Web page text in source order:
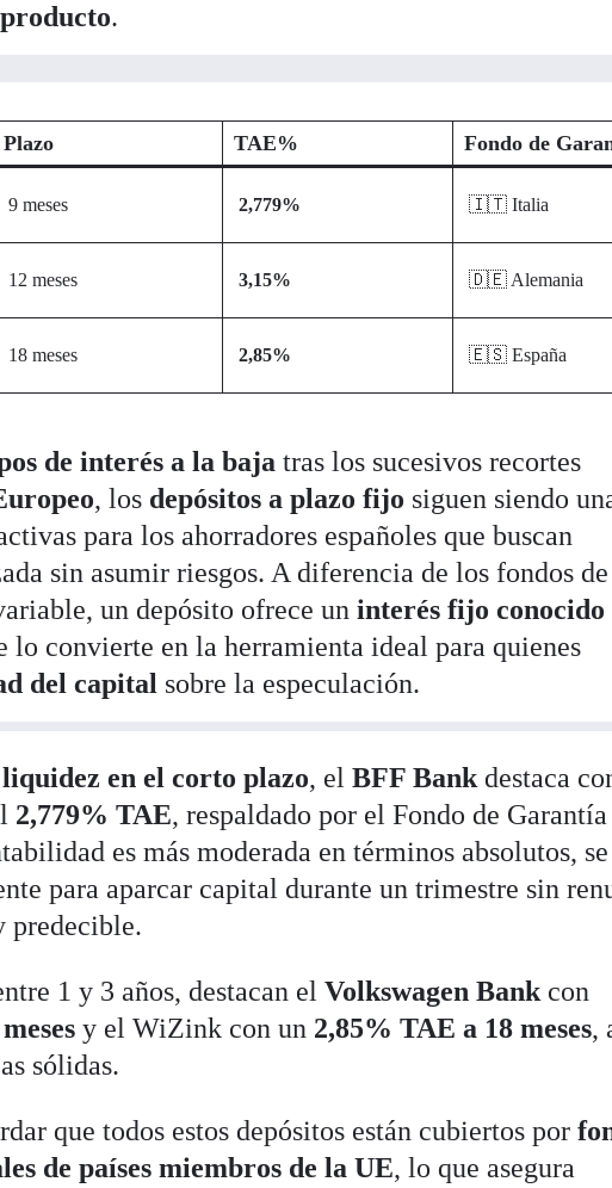
.
Plazo TAE% Fondo de
9 meses 2,779% 🇮🇹 Italia
12 meses 3,15% 🇩🇪 Alemania
18 meses 2,85% 🇪🇸 España
de interés a la baja tras los sucesivos recortes
, los depósitos a plazo fijo siguen siendo
para los ahorradores españoles que buscan
sin asumir riesgos. A diferencia de los fondos de
un depósito ofrece uninterés fijo conocido
lo convierte en la herramienta ideal para quienes
del capital sobre la especulación.
liquidez en el corto plazo, elBFF Bank destaca
2,779% TAE, respaldado por el Fondo de
es más moderada en términos absolutos,
para aparcar capital durante un trimestre sin
predecible.
1 y 3 años, destacan elVolkswagen Bank con
y el WiZink con un 2,85% TAE a 18 meses,
sólidas.
que todos estos depósitos están cubiertos por
de países miembros de la UE, lo que asegura